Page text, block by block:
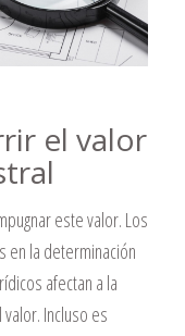
el valor
este valor. Los
en la determinación
afectan a la
Incluso es